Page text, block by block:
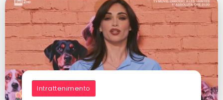
Intrattenimento